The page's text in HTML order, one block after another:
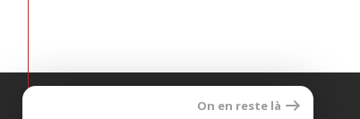
On en reste là